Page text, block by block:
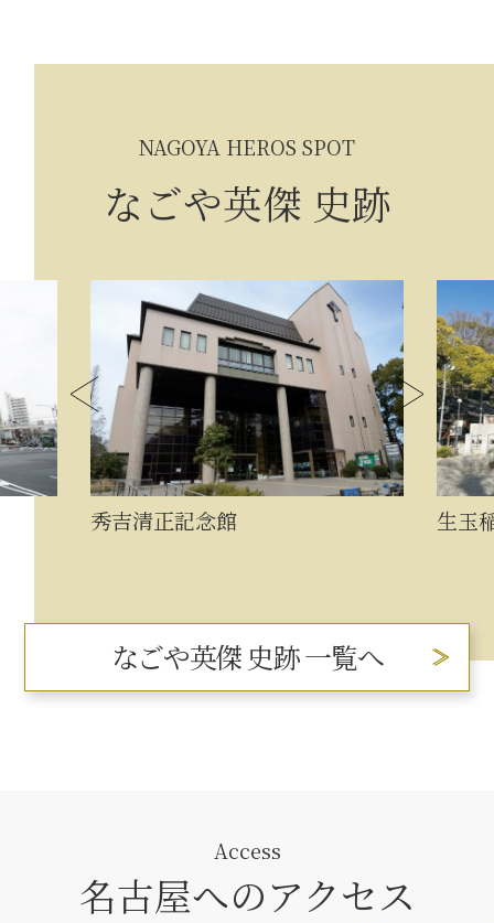
NAGOYA HEROS SPOT
なごや英傑 史跡
秀吉清正記念館 生玉
なごや英傑 史跡 一覧へ
Access
名古屋へのアクセス